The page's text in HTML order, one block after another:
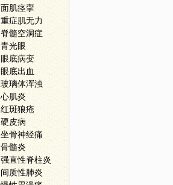
面肌痉挛
重症肌无力
脊髓空洞症
青光眼
眼底病变
眼底出血
玻璃体浑浊
心肌炎
红斑狼疮
硬皮病
坐骨神经痛
骨髓炎
强直性脊柱炎
间质性肺炎